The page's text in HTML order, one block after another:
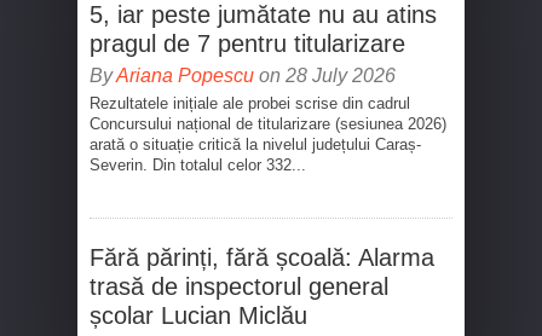
5, iar peste jumătate nu au atins
pragul de 7 pentru titularizare
ByAriana Popescu on 28 July 2026
Rezultatele inițiale ale probei scrise din cadrul
Concursului național de titularizare (sesiunea 2026)
arată o situație critică la nivelul județului Caraș-
Severin. Din totalul celor 332...
Fără părinți, fără școală: Alarma
trasă de inspectorul general
școlar Lucian Miclău